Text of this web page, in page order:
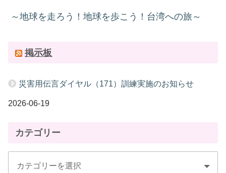
～地球を走ろう！地球を歩こう！台湾への旅～
掲示板
災害用伝言ダイヤル（171）訓練実施のお知らせ
2026-06-19
カテゴリー